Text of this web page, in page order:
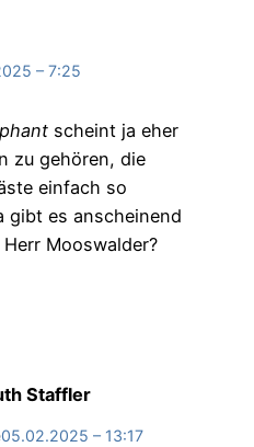
– 7:25
scheint ja eher
zu gehören, die
einfach so
gibt es anscheinend
Mooswalder?
Staffler
05.02.2025 – 13:17